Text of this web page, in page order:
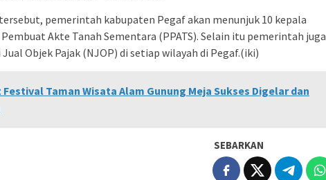
pemerintah kabupaten Pegaf akan menunjuk 10 kepala
Akte Tanah Sementara (PPATS). Selain itu pemerintah juga
Objek Pajak (NJOP) di setiap wilayah di Pegaf.(iki)
Taman Wisata Alam Gunung Meja Sukses Digelar dan
SEBARKAN